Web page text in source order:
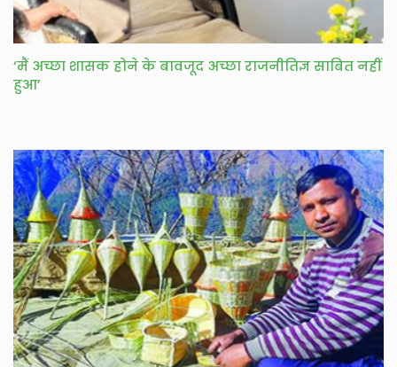
‘मैं अच्छा शासक होने के बावजूद अच्छा राजनीतिज्ञ साबित नहीं
हुआ’